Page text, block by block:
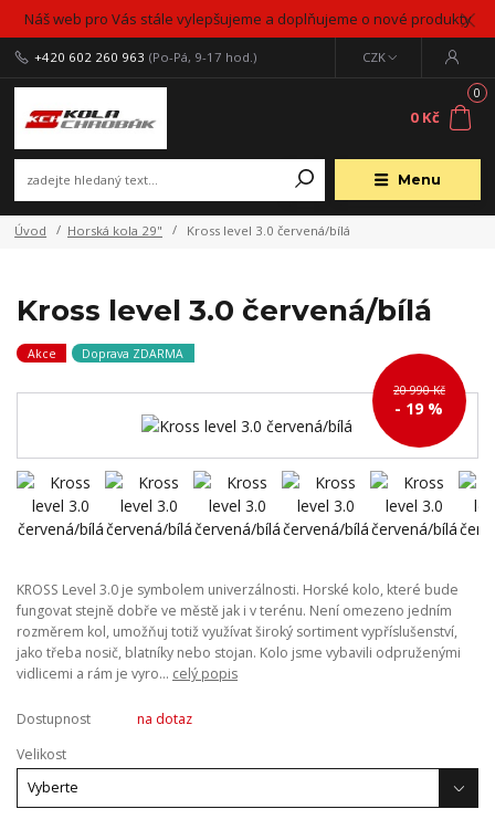
Náš web pro Vás stále vylepšujeme a doplňujeme o nové produkty
Menu
CZK
+420 602 260 963 (Po-Pá, 9-17 hod.)
0
0 Kč
Úvod Horská kola 29" Kross level 3.0 červená/bílá
Kross level 3.0 červená/bílá
Akce Doprava ZDARMA
20 990 Kč
- 19 %
KROSS Level 3.0 je symbolem univerzálnosti. Horské kolo, které bude
fungovat stejně dobře ve městě jak i v terénu. Není omezeno jedním
rozměrem kol, umožňuj totiž využívat široký sortiment vypříslušenství,
jako třeba nosič, blatníky nebo stojan. Kolo jsme vybavili odpruženými
vidlicemi a rám je vyro... celý popis
Dostupnost
na dotaz
Velikost